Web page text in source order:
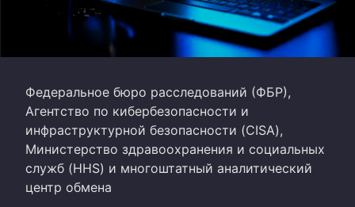
Федеральное бюро расследований (ФБР),
Агентство по кибербезопасности и
инфраструктурной безопасности (CISA),
Министерство здравоохранения и социальных
служб (HHS) и многоштатный аналитический
центр обмена